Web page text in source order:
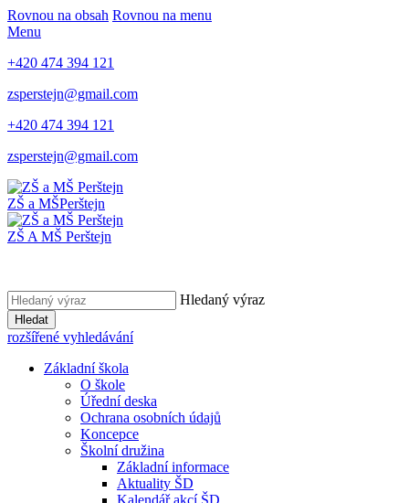
Rovnou na obsah Rovnou na menu
Menu
+420 474 394 121
zsperstejn@gmail.com
+420 474 394 121
zsperstejn@gmail.com
ZŠ a MŠPerštejn
ZŠ A MŠ Perštejn
Hledaný výraz
Hledat
rozšířené vyhledávání
Základní škola
O škole
Úřední deska
Ochrana osobních údajů
Koncepce
Školní družina
Základní informace
Aktuality ŠD
Kalendář akcí ŠD